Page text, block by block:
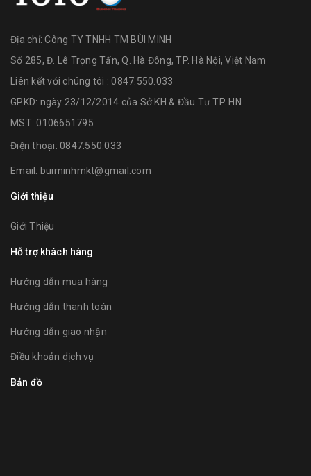
Địa chỉ:Công TY TNHH TM BÙI MINH
Số 285, Đ. Lê Trọng Tấn, Q. Hà Đông, TP. Hà Nội, Việt Nam
Liên kết với chúng tôi : 0847.550.033
GPKD: ngày 23/12/2014 của Sở KH & Đầu Tư TP. HN
MST: 0106651795
Điện thoại: 0847.550.033
Email: buiminhmkt@gmail.com
Giới thiệu
Giới Thiệu
Hỗ trợ khách hàng
Hướng dẫn mua hàng
Hướng dẫn thanh toán
Hướng dẫn giao nhận
Điều khoản dịch vụ
Bản đồ